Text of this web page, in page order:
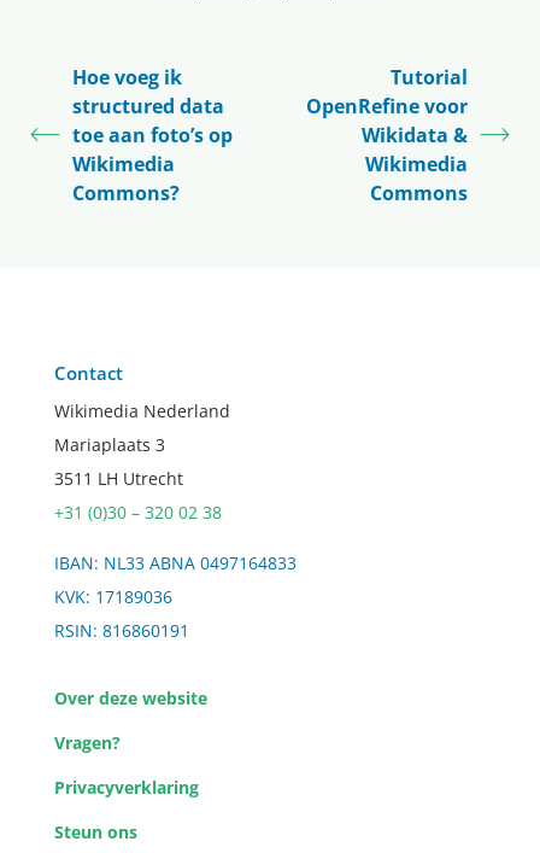
Hoe voeg ik
structured data
toe aan foto’s op
Wikimedia
Commons?
Tutorial
OpenRefine voor
Wikidata &
Wikimedia
Commons
Contact
Wikimedia Nederland
Mariaplaats 3
3511 LH Utrecht
+31 (0)30 – 320 02 38
IBAN: NL33 ABNA 0497164833
KVK: 17189036
RSIN: 816860191
Over deze website
Vragen?
Privacyverklaring
Steun ons